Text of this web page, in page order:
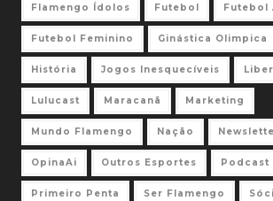
Flamengo Ídolos Futebol Futebol
Futebol Feminino Ginástica Olimpica
História Jogos Inesquecíveis
Lulucast Maracanã Marketing
Mundo Flamengo Nação
OpinaAi Outros Esportes Podcast
Primeiro Penta Ser Flamengo